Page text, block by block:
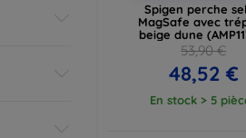
Spigen perche
MagSafe avec
beige dune
53,90 €
48,52 €
En stock > 5